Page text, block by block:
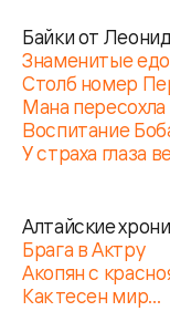
Байки от
Знаменитые
Столб номер
Мана пересохла
Воспитание
У страха глаза
Алтайские
Брага в Актру
Акопян с
Как тесен мир...